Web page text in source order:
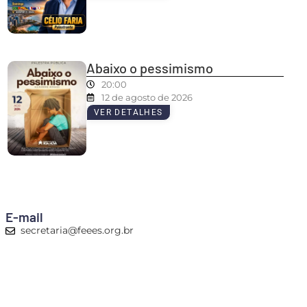
Abaixo o pessimismo
20:00
12 de agosto de 2026
VER DETALHES
E-mail
secretaria@feees.org.br